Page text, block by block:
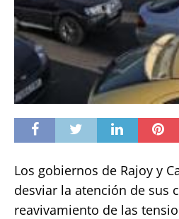
Los gobiernos de Rajoy y
desviar la atención de sus
reavivamiento de las